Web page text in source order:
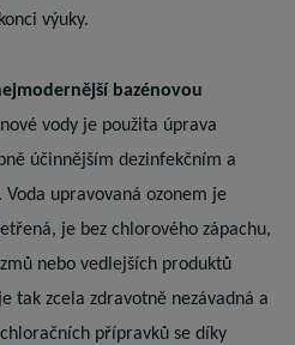
výuky.
bazénovou
vody je použita úprava
účinnějším dezinfekčním a
upravovaná ozonem je
je bez chlorového zápachu,
nebo vedlejších produktů
tak zcela zdravotně nezávadná a
přípravků se díky